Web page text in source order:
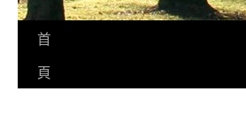
首
頁